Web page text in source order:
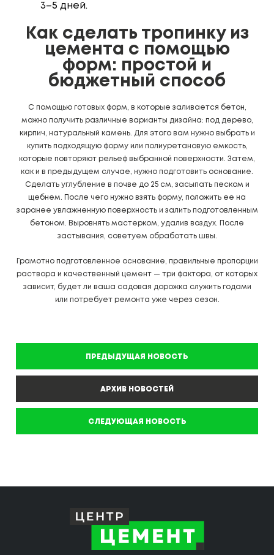
3–5 дней.
как сделать тропинку из
цемента с помощью
форм: простой и
бюджетный способ
С помощью готовых форм, в которые заливается бетон,
можно получить различные варианты дизайна: под дерево,
кирпич, натуральный камень. Для этого вам нужно выбрать и
купить подходящую форму или полиуретановую емкость,
которые повторяют рельеф выбранной поверхности. Затем,
как и в предыдущем случае, нужно подготовить основание.
Сделать углубление в почве до 25 см, засыпать песком и
щебнем. После чего нужно взять форму, положить ее на
заранее увлажненную поверхность и залить подготовленным
бетоном. Выровнять мастерком, удалив воздух. После
застывания, советуем обработать швы.
Грамотно подготовленное основание, правильные пропорции
раствора и качественный цемент — три фактора, от которых
зависит, будет ли ваша садовая дорожка служить годами
или потребует ремонта уже через сезон.
ПРЕДЫДУЩАЯ НОВОСТЬ
АРХИВ НОВОСТЕЙ
СЛЕДУЮЩАЯ НОВОСТЬ